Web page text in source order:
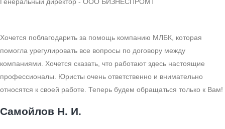
Хочется поблагодарить за помощь компанию МЛБК, которая
помогла урегулировать все вопросы по договору между
компаниями. Хочется сказать, что работают здесь настоящие
профессионалы. Юристы очень ответственно и внимательно
относятся к своей работе. Теперь будем обращаться только к Вам!
Самойлов Н. И.